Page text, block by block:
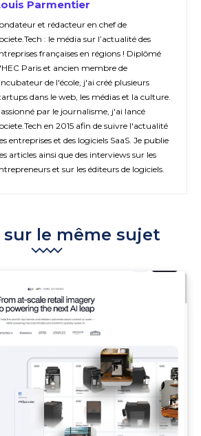
Parmentier
et rédacteur en chef de
: le média sur l’actualité des
françaises en régions ! Diplômé
Paris et ancien membre de
de l'école, j'ai créé plusieurs
dans le web, les médias et la culture.
par le journalisme, j'ai lancé
en 2015 afin de suivre l'actualité
entreprises et des logiciels SaaS. Je publie
articles ainsi que des interviews sur les
et sur les éditeurs de logiciels.
le même sujet